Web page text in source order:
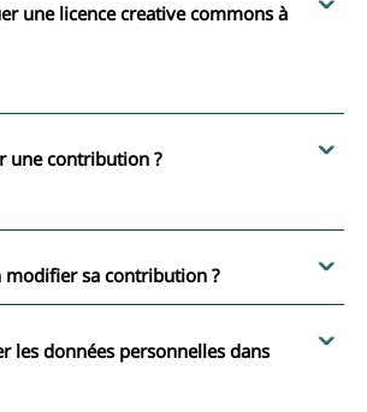
une licence creative commons à
une contribution ?
sa contribution ?
les données personnelles dans